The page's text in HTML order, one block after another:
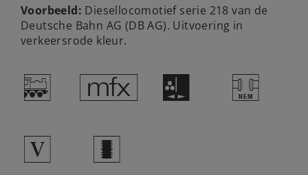
Voorbeeld: Diesellocomotief serie 218 van de
Deutsche Bahn AG (DB AG). Uitvoering in
verkeersrode kleur.
/ e H T
5 b